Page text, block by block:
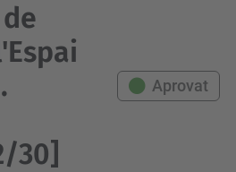
30]
Aprovat